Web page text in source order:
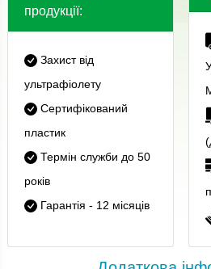
продукції:
Захист від
ультрафіолету
Сертифікований
пластик
Термін служби до 50
років
Гарантія - 12 місяців